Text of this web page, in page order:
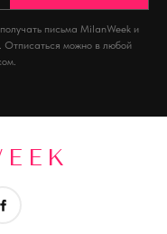
письма MilanWeek и
Отписаться можно в любой